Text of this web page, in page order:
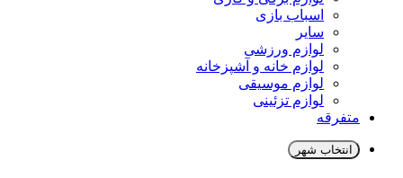
اسباب بازی
سایر
لوازم ورزشی
لوازم خانه و آشپزخانه
لوازم موسیقی
لوازم تزئینی
متفرقه
انتخاب شهر